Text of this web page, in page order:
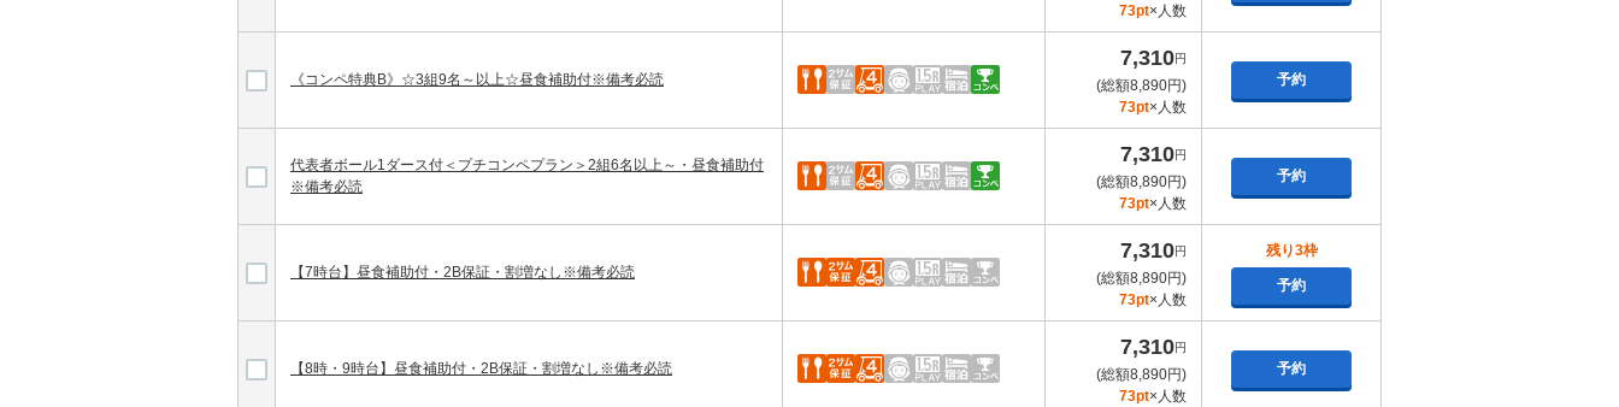
73pt×人数
《コンペ特典B》☆3組9名～以上☆昼食補助付※備考必読
7,310円
(総額8,890円)
73pt×人数
予約
代表者ボール1ダース付＜プチコンペプラン＞2組6名以上～・昼食補助付
※備考必読
7,310円
(総額8,890円)
73pt×人数
予約
【7時台】昼食補助付・2B保証・割増なし※備考必読
7,310円
(総額8,890円)
73pt×人数
残り3枠
予約
【8時・9時台】昼食補助付・2B保証・割増なし※備考必読
7,310円
(総額8,890円)
73pt×人数
予約